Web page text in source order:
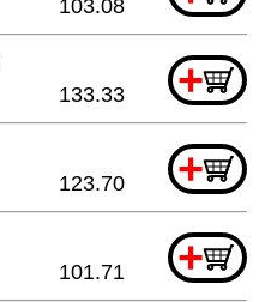
103.08
+
133.33
+
123.70
+
101.71